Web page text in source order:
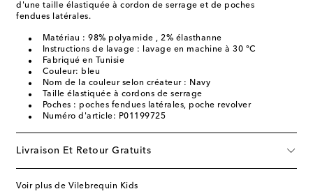
d'une taille élastiquée à cordon de serrage et de poches
fendues latérales.
Matériau : 98% polyamide , 2% élasthanne
Instructions de lavage : lavage en machine à 30 °C
Fabriqué en Tunisie
Couleur: bleu
Nom de la couleur selon créateur : Navy
Taille élastiquée à cordons de serrage
Poches : poches fendues latérales, poche revolver
Numéro d'article: P01199725
Livraison Et Retour Gratuits
Voir plus de Vilebrequin Kids